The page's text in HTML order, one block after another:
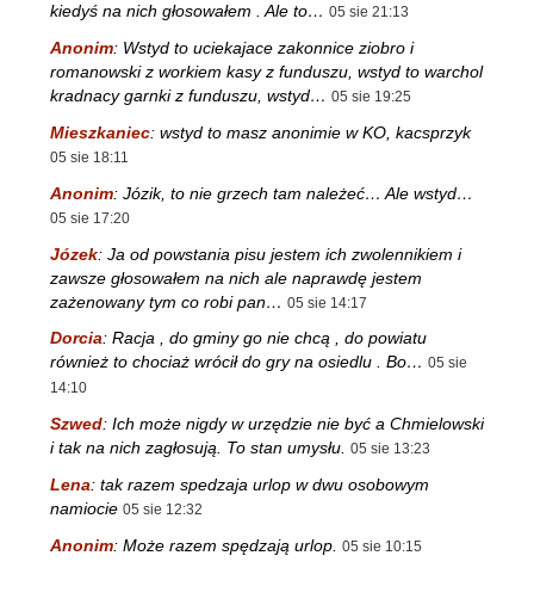
kiedyś na nich głosowałem . Ale to… 05 sie 21:13
Anonim: Wstyd to uciekajace zakonnice ziobro i
romanowski z workiem kasy z funduszu, wstyd to warchol
kradnacy garnki z funduszu, wstyd… 05 sie 19:25
Mieszkaniec: wstyd to masz anonimie w KO, kacsprzyk
05 sie 18:11
Anonim: Józik, to nie grzech tam należeć… Ale wstyd…
05 sie 17:20
Józek: Ja od powstania pisu jestem ich zwolennikiem i
zawsze głosowałem na nich ale naprawdę jestem
zażenowany tym co robi pan… 05 sie 14:17
Dorcia: Racja , do gminy go nie chcą , do powiatu
również to chociaż wrócił do gry na osiedlu . Bo… 05 sie
14:10
Szwed: Ich może nigdy w urzędzie nie być a Chmielowski
i tak na nich zagłosują. To stan umysłu. 05 sie 13:23
Lena: tak razem spedzaja urlop w dwu osobowym
namiocie 05 sie 12:32
Anonim: Może razem spędzają urlop. 05 sie 10:15